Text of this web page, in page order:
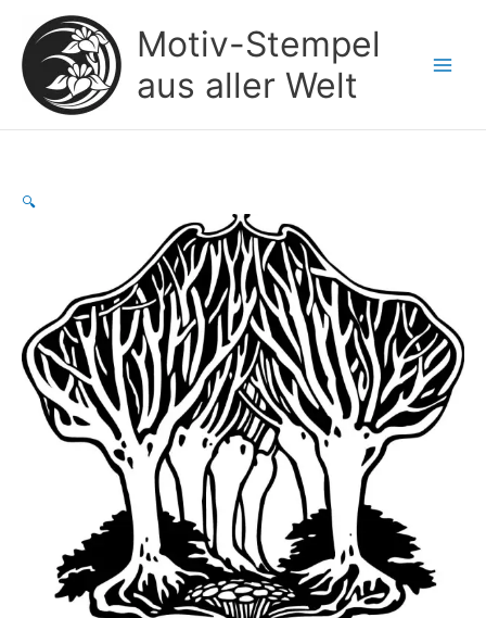
Inhalt
springen
Motiv-Stempel
aus aller Welt
🔍